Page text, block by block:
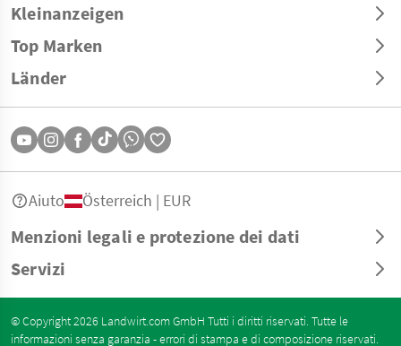
Kleinanzeigen
Top Marken
Länder
Menzioni legali e protezione dei dati
Servizi
Aiuto Österreich | EUR
© Copyright 2026 Landwirt.com GmbH Tutti i diritti riservati. Tutte le
informazioni senza garanzia - errori di stampa e di composizione riservati.